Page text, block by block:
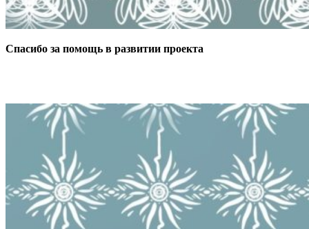
Спасибо за помощь в развитии проекта